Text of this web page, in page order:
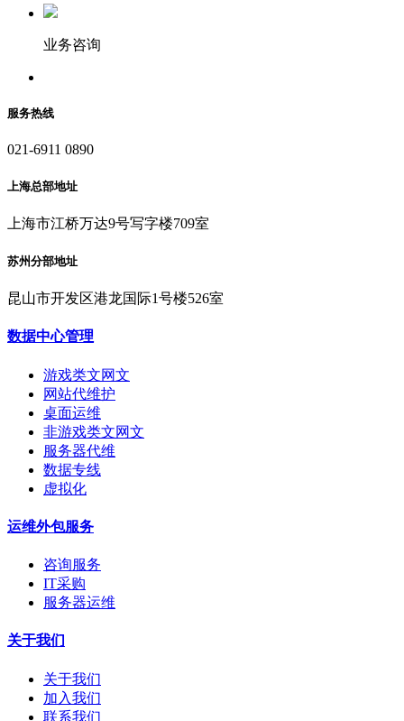
业务咨询
服务热线
021-6911 0890
上海总部地址
上海市江桥万达9号写字楼709室
苏州分部地址
昆山市开发区港龙国际1号楼526室
数据中心管理
游戏类文网文
网站代维护
桌面运维
非游戏类文网文
服务器代维
数据专线
虚拟化
运维外包服务
咨询服务
IT采购
服务器运维
关于我们
关于我们
加入我们
联系我们